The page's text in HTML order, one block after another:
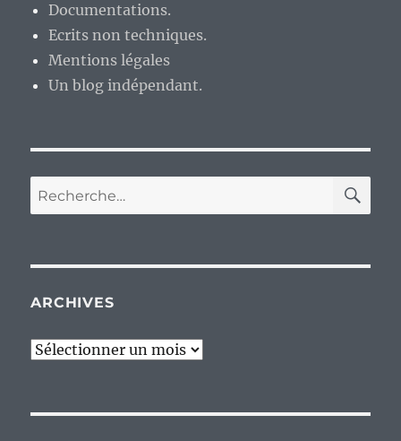
Documentations.
Ecrits non techniques.
Mentions légales
Un blog indépendant.
Recherche
pour :
ARCHIVES
Archives